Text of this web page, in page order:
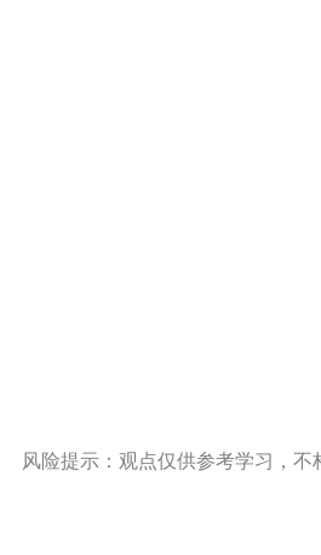
风险提示：观点仅供参考学习，不